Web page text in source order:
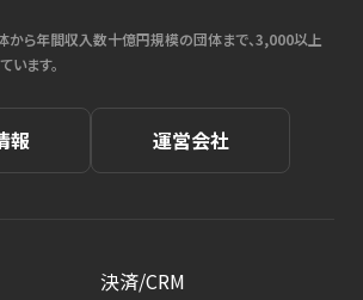
から年間収入数十億円規模の団体まで、3,000以上
ます。
報 運営会社
決済/CRM